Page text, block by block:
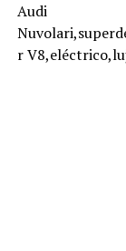
Audi
r